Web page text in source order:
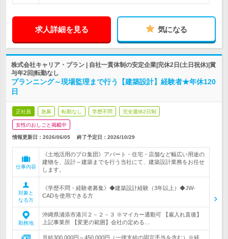
求人詳細を見る 気になる
株式会社キャリア・プラン | 自社一貫体制の安定企業|完休2日(土日祝休)|賞
与年2回|転勤なし
プランニング～現場監理まで行う【建築設計】経験者★年休120
日
正社員 急募 転勤なし 学歴不問 完全週休2日制
女性のおしごと掲載中
情報更新日：2026/06/05 終了予定日： 2026/10/29
仕事内容
《土地活用のプロ集団》アパート・住宅・店舗など幅広い用途の
建物を、設計～建築までを行う当社にて、建築設計業務をお任せ
します。
対象と
なる方
《学歴不問・経験者募集》◆建築設計経験（3年以上）◆JW-
CADを使用できる方
勤務地
沖縄県浦添市港川２－２－３ ※マイカー通勤可 【雇入れ直後】
上記事業所 【変更の範囲】会社の定める…
月給300,000円～450,000円（一律支給の固定手当を含む）※経